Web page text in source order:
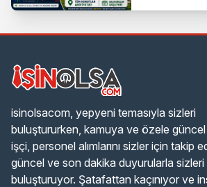
Başvuruya
isinolsacom, yepyeni temasıyla sizleri
buluştururken, kamuya ve özele güncel
işçi, personel alımlarını sizler için takip
güncel ve son dakika duyurularla sizleri
buluşturuyor. Şatafattan kaçınıyor ve